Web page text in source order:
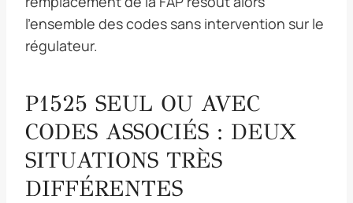
l’ensemble des codes sans intervention sur le
régulateur.
P1525 SEUL OU AVEC
CODES ASSOCIÉS : DEUX
SITUATIONS TRÈS
DIFFÉRENTES